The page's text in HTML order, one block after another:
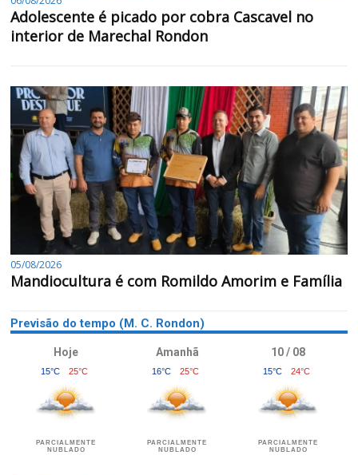
Adolescente é picado por cobra Cascavel no
interior de Marechal Rondon
05/08/2026
Mandiocultura é com Romildo Amorim e Família
Previsão do tempo (M. C. Rondon)
Hoje
15°C 25°C
PARCIALMENTE
NUBLADO
Amanhã
16°C 25°C
PARCIALMENTE
NUBLADO
10 / 08
15°C 24°C
PARCIALMENTE
NUBLADO